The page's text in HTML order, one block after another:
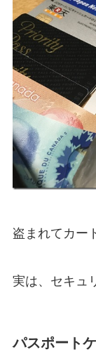
盗まれてカー
実は、セキュ
パスポート